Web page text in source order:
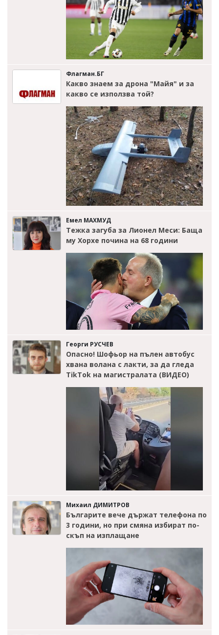
Флагман.БГ
Какво знаем за дрона "Майя" и за
какво се използва той?
Емел МАХМУД
Тежка загуба за Лионел Меси: Баща
му Хорхе почина на 68 години
Георги РУСЧЕВ
Опасно! Шофьор на пълен автобус
хвана волана с лакти, за да гледа
TikTok на магистралата (ВИДЕО)
Михаил ДИМИТРОВ
Българите вече държат телефона по
3 години, но при смяна избират по-
скъп на изплащане